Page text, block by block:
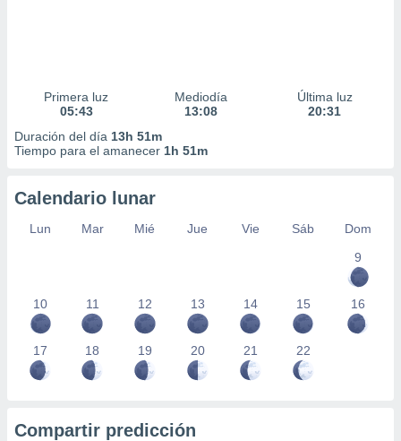
Primera luz
05:43
Mediodía
13:08
Última luz
20:31
Duración del día 13h 51m
Tiempo para el amanecer 1h 51m
Calendario lunar
Lun Mar Mié Jue Vie Sáb
Dom
9
10 11 12 13 14 15 16
17 18 19 20 21 22
Compartir predicción